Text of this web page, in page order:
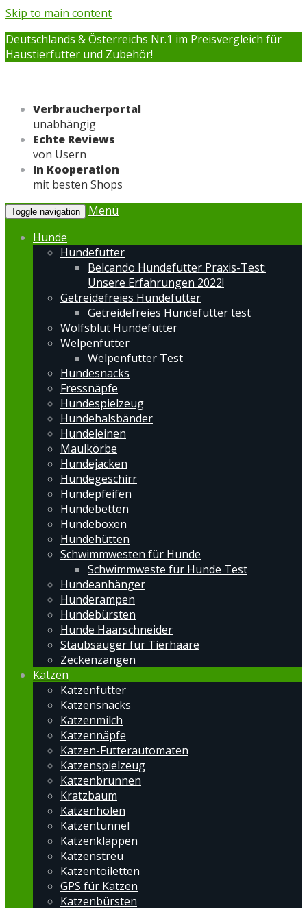
Skip to main content
Deutschlands & Österreichs Nr.1 im Preisvergleich für
Haustierfutter und Zubehör!
Verbraucherportal
unabhängig
Echte Reviews
von Usern
In Kooperation
mit besten Shops
Toggle navigation
Menü
Hunde
Hundefutter
Belcando Hundefutter Praxis-Test:
Unsere Erfahrungen 2022!
Getreidefreies Hundefutter
Getreidefreies Hundefutter test
Wolfsblut Hundefutter
Welpenfutter
Welpenfutter Test
Hundesnacks
Fressnäpfe
Hundespielzeug
Hundehalsbänder
Hundeleinen
Maulkörbe
Hundejacken
Hundegeschirr
Hundepfeifen
Hundebetten
Hundeboxen
Hundehütten
Schwimmwesten für Hunde
Schwimmweste für Hunde Test
Hundeanhänger
Hunderampen
Hundebürsten
Hunde Haarschneider
Staubsauger für Tierhaare
Zeckenzangen
Katzen
Katzenfutter
Katzensnacks
Katzenmilch
Katzennäpfe
Katzen-Futterautomaten
Katzenspielzeug
Katzenbrunnen
Kratzbaum
Katzenhölen
Katzentunnel
Katzenklappen
Katzenstreu
Katzentoiletten
GPS für Katzen
Katzenbürsten